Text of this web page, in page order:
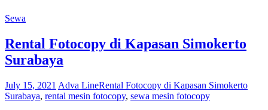
Sewa
Rental Fotocopy di Kapasan Simokerto
Surabaya
July 15, 2021 Adva LineRental Fotocopy di Kapasan Simokerto
Surabaya, rental mesin fotocopy, sewa mesin fotocopy